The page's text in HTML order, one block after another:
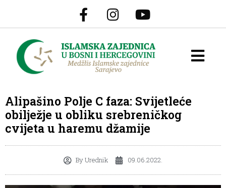
Alipašino Polje C faza: Svijetleće
obilježje u obliku srebreničkog
cvijeta u haremu džamije
ByUrednik 09.06.2022.